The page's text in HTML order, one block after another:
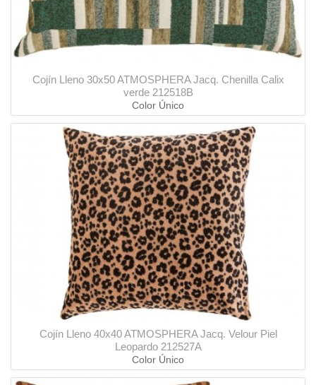
Cojín Lleno 30x50 ATMOSPHERA Jacq. Chenilla Calix
verde 212518B
Color Único
Cojín Lleno 40x40 ATMOSPHERA Jacq. Velour Piel
Leopardo 212527A
Color Único